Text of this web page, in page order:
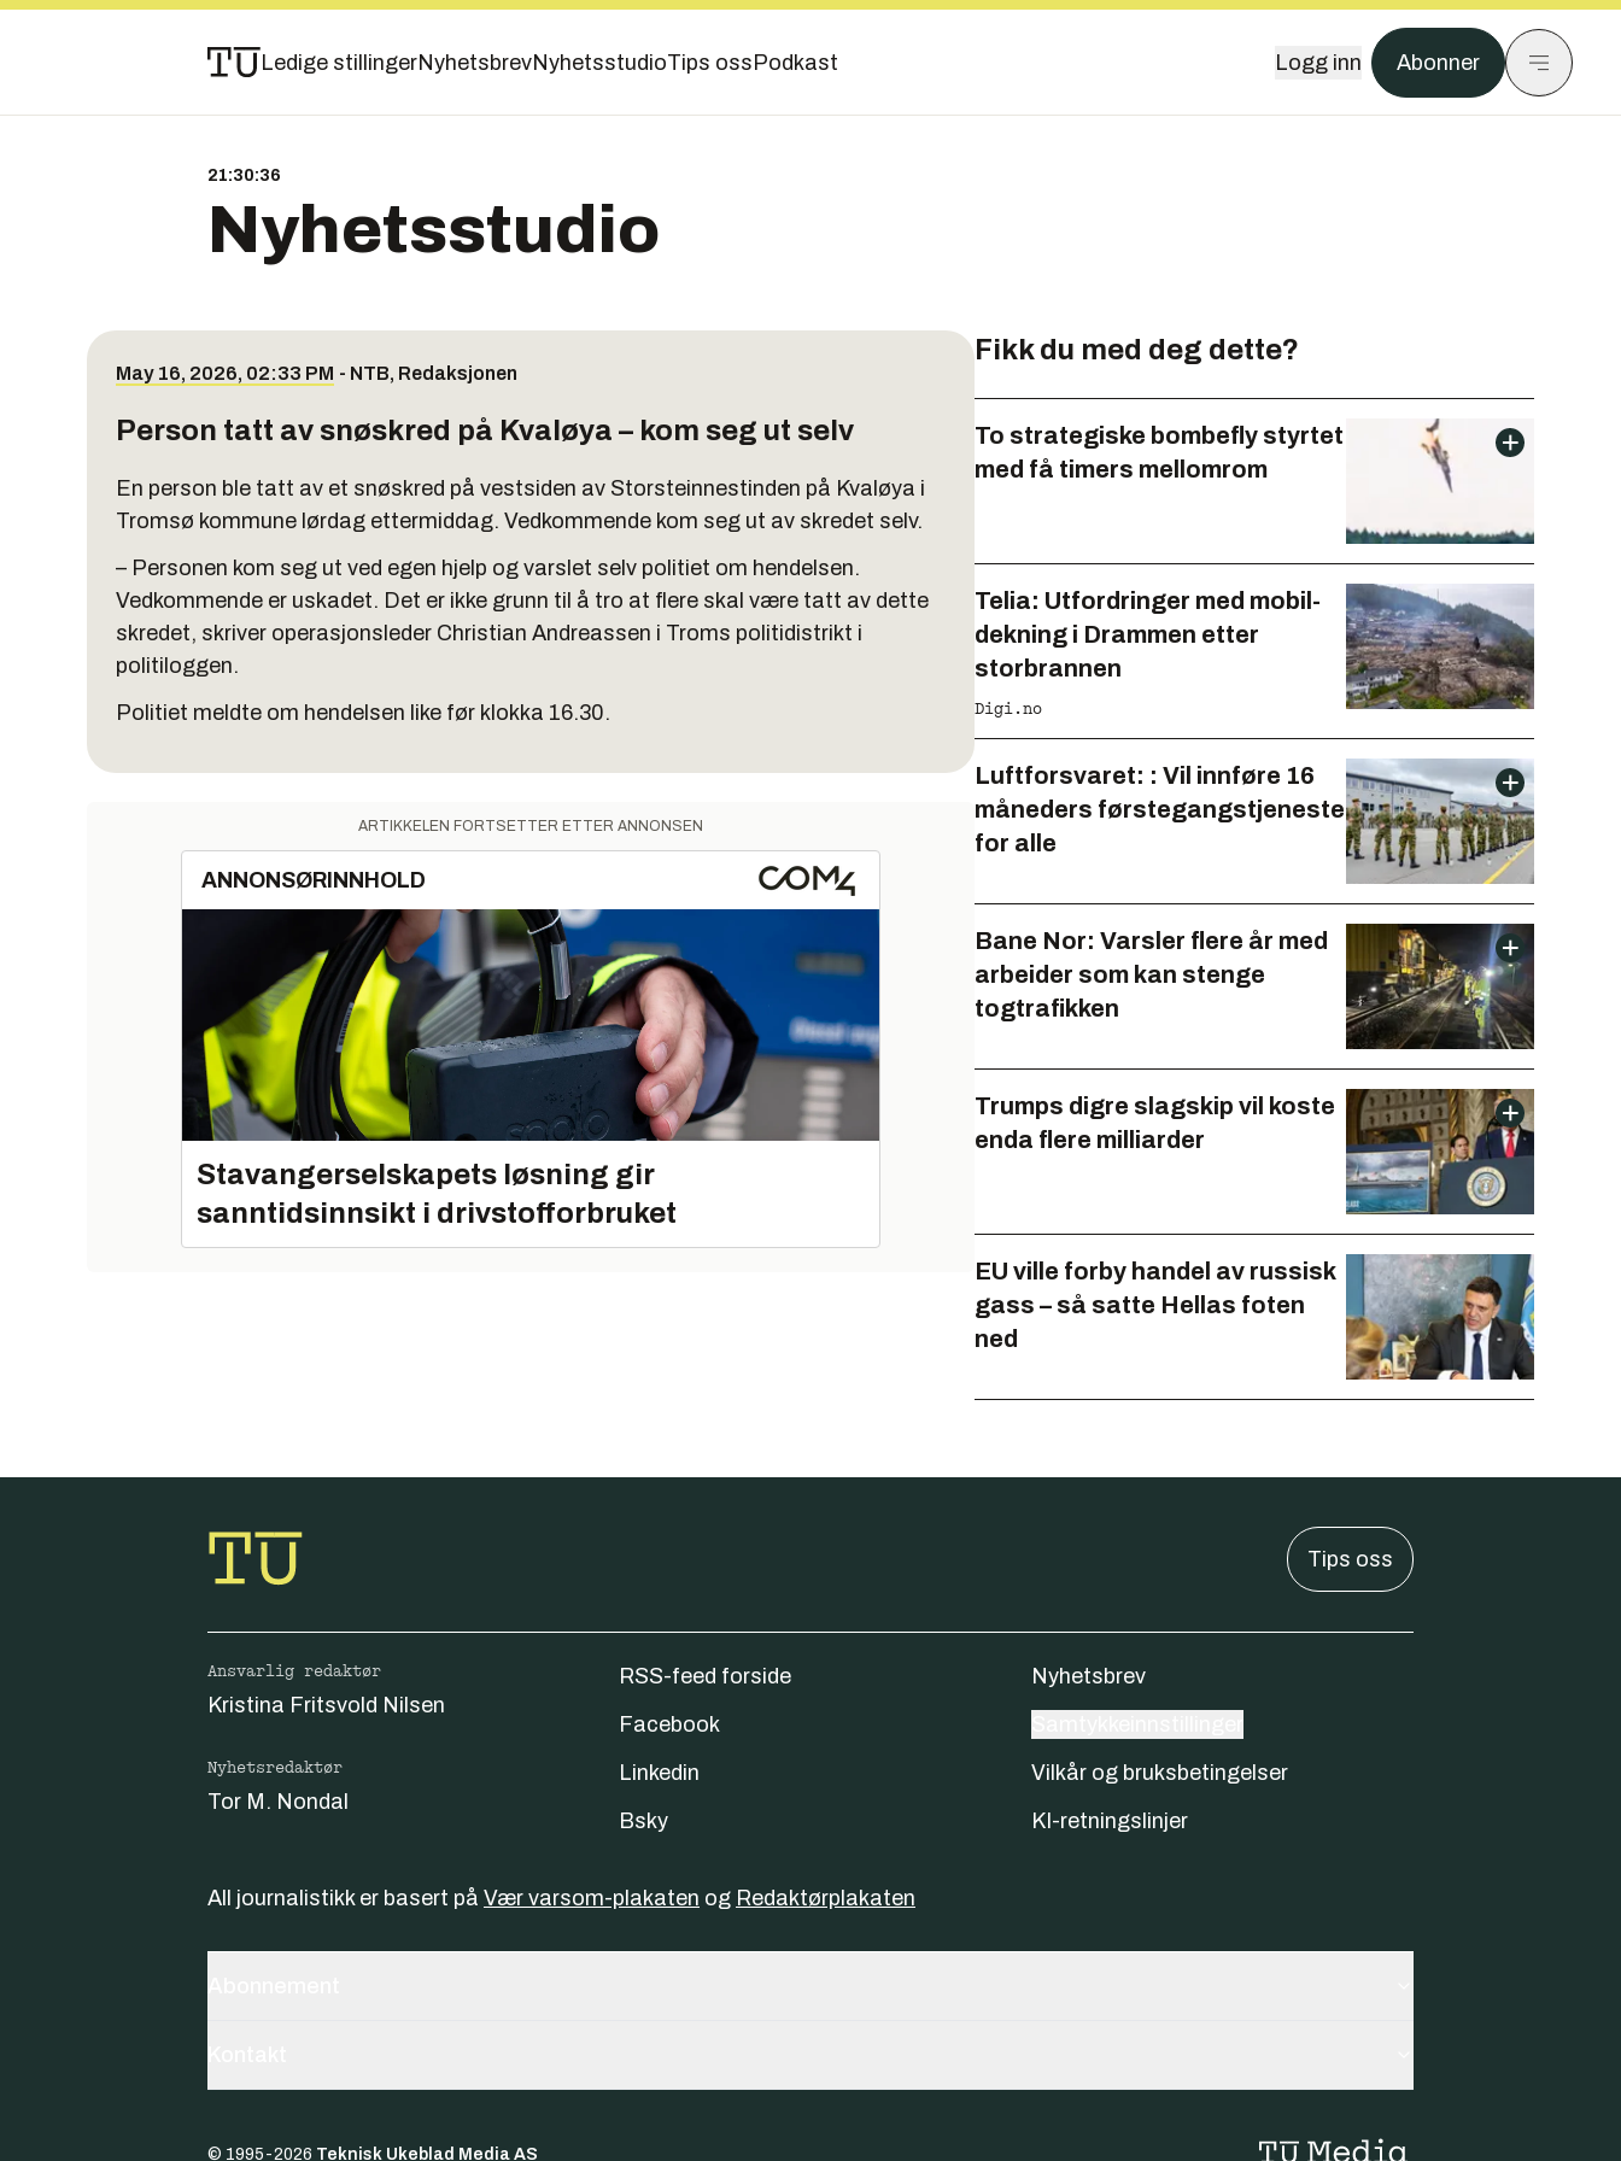
Ledige stillingerNyhetsbrevNyhetsstudioTips oss Podkast Logg inn Abonner
21:30:36
Nyhetsstudio
May 16, 2026, 02:33 PM - NTB, Redaksjonen
Person tatt av snøskred på Kvaløya – kom seg ut selv
En person ble tatt av et snøskred på vestsiden av Storsteinnestinden på Kvaløya i
Tromsø kommune lørdag ettermiddag. Vedkommende kom seg ut av skredet selv.
– Personen kom seg ut ved egen hjelp og varslet selv politiet om hendelsen.
Vedkommende er uskadet. Det er ikke grunn til å tro at flere skal være tatt av dette
skredet, skriver operasjonsleder Christian Andreassen i Troms politidistrikt i
politiloggen.
Politiet meldte om hendelsen like før klokka 16.30.
ARTIKKELEN FORTSETTER ETTER ANNONSEN
ANNONSØRINNHOLD
Stavangerselskapets løsning gir
sanntidsinnsikt i drivstofforbruket
Fikk du med deg dette?
To strategiske bombefly styrtet
med få timers mellomrom
Telia: Utfordringer med mobil­
dekning i Drammen etter
storbrannen
Digi.no
Luftforsvaret: : Vil innføre 16
måneders førstegangstjeneste
for alle
Bane Nor: Varsler flere år med
arbeider som kan stenge
togtrafikken
Trumps digre slagskip vil koste
enda flere milliarder
EU ville forby handel av russisk
gass – så satte Hellas foten
ned
Tips oss
Ansvarlig redaktør
Kristina Fritsvold Nilsen
Nyhetsredaktør
Tor M. Nondal
RSS-feed forside
Facebook
Linkedin
Bsky
Nyhetsbrev
Vilkår og bruksbetingelser
KI-retningslinjer
All journalistikk er basert på Vær varsom-plakaten og Redaktørplakaten
© 1995-2026 Teknisk Ukeblad Media AS